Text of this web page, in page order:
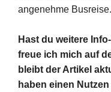
angenehme
Hast du weitere
freue ich mich auf
bleibt der Artikel
haben einen